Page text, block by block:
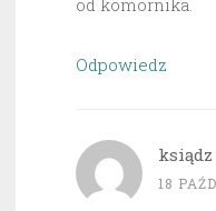
od komornika.
Odpowiedz
18